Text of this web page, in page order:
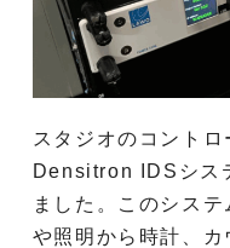
スタジオのコントロ
Densitron IDSシス
ました。このシス
や照明から時計、